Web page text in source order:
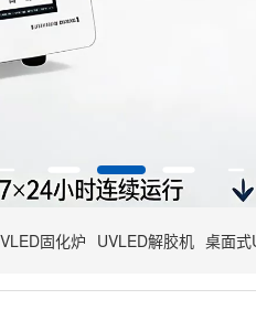
固化炉 UVLED解胶机 桌面式